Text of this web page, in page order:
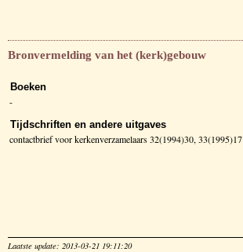
Bronvermelding van het (kerk)gebouw
Boeken
-
Tijdschriften en andere uitgaves
contactbrief voor kerkenverzamelaars 32(1994)30, 33(1995)17
Laatste update: 2013-03-21 19:11:20